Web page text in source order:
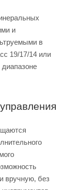
и
в
19/17/14 или
вручную, без